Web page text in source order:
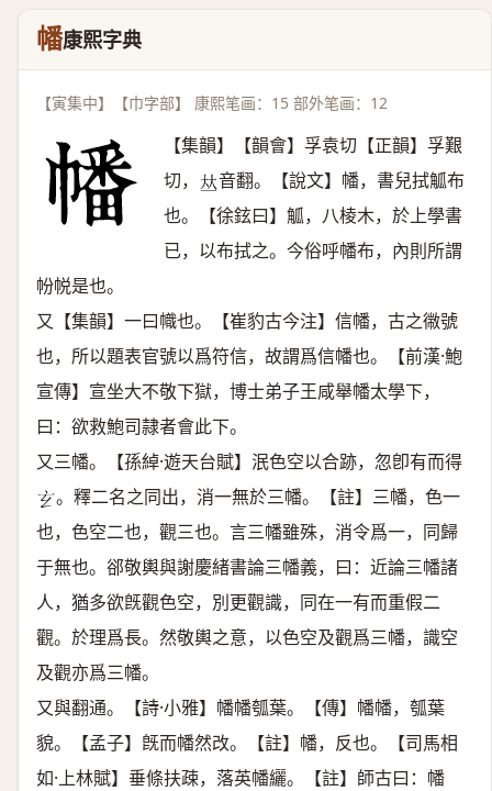
幡康熙字典
【寅集中】【巾字部】 康熙笔画：15 部外笔画：12
【集韻】【韻會】孚袁切【正韻】孚艱
切， 𠀤音翻。【說文】幡，書兒拭觚布
也。【徐鉉曰】觚，八棱木，於上學書
已，以布拭之。今俗呼幡布，內則所謂
帉帨是也。
又【集韻】一曰幟也。【崔豹古今注】信幡，古之幑號
也，所以題表官號以爲符信，故謂爲信幡也。【前漢·鮑
宣傳】宣坐大不敬下獄，博士弟子王咸舉幡太學下，
曰：欲救鮑司隷者會此下。
又三幡。【孫綽·遊天台賦】泯色空以合跡，忽卽有而得
𤣥 。釋二名之同出，消一無於三幡。【註】三幡，色一
也，色空二也，觀三也。言三幡雖殊，消令爲一，同歸
于無也。郤敬輿與謝慶緒書論三幡義，曰：近論三幡諸
人，猶多欲旣觀色空，別更觀識，同在一有而重假二
觀。於理爲長。然敬輿之意，以色空及觀爲三幡，識空
及觀亦爲三幡。
又與翻通。【詩·小雅】幡幡瓠葉。【傳】幡幡，瓠葉
貌。【孟子】旣而幡然改。【註】幡，反也。【司馬相
如·上林賦】垂條扶疎，落英幡纚。【註】師古曰：幡